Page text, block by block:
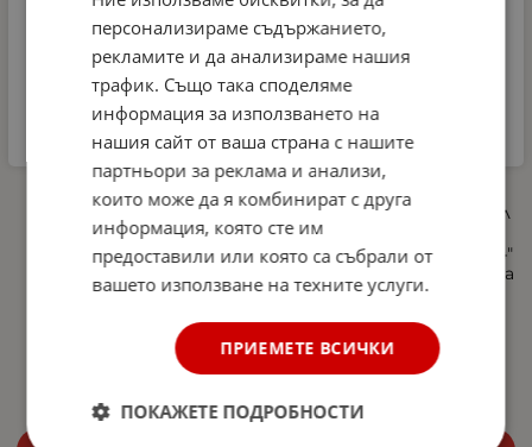
Автомобилна аптечка
DIN 13164-2022 +
светлоотразителна
жилетка и авариен
триъгълник –
Европейски стандарт,
изисквания в Гърция
52.81
Професионална
пянообразуваща дюза 1 л
за водоструйка, Foam
Cannon, Quick Connect 1/4"
- регулиране на струята
и концентрацията на
комплекта
20.13
персонализираме съдържанието,
рекламите и да анализираме нашия
трафик. Също така споделяме
информация за използването на
нашия сайт от ваша страна с нашите
партньори за реклама и анализи,
които може да я комбинират с друга
информация, която сте им
предоставили или която са събрали от
вашето използване на техните услуги.
ПРИЕМЕТЕ ВСИЧКИ
ПОКАЖЕТЕ ПОДРОБНОСТИ